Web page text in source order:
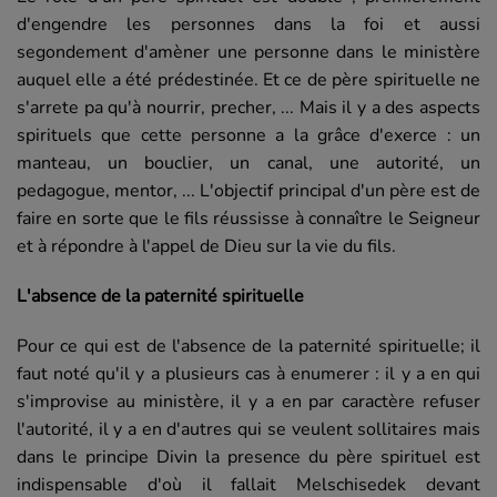
d'engendre les personnes dans la foi et aussi
segondement d'amèner une personne dans le ministère
auquel elle a été prédestinée. Et ce de père spirituelle ne
s'arrete pa qu'à nourrir, precher, ... Mais il y a des aspects
spirituels que cette personne a la grâce d'exerce : un
manteau, un bouclier, un canal, une autorité, un
pedagogue, mentor, ... L'objectif principal d'un père est de
faire en sorte que le fils réussisse à connaître le Seigneur
et à répondre à l'appel de Dieu sur la vie du fils.
L'absence de la paternité spirituelle
Pour ce qui est de l'absence de la paternité spirituelle; il
faut noté qu'il y a plusieurs cas à enumerer : il y a en qui
s'improvise au ministère, il y a en par caractère refuser
l'autorité, il y a en d'autres qui se veulent sollitaires mais
dans le principe Divin la presence du père spirituel est
indispensable d'où il fallait Melschisedek devant